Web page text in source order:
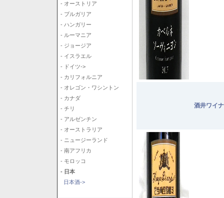
- オーストリア
- ブルガリア
- ハンガリー
- ルーマニア
- ジョージア
- イスラエル
- ドイツ->
- カリフォルニア
- オレゴン・ワシントン
- カナダ
- チリ
- アルゼンチン
- オーストラリア
- ニュージーランド
- 南アフリカ
- モロッコ
- 日本
日本酒->
酒井ワイ